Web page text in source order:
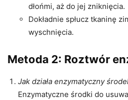
dłońmi, aż do jej zniknięcia.
Dokładnie spłucz tkaninę
wyschnięcia.
Metoda 2: Roztwór
Jak działa enzymatyczny
Enzymatyczne środki do